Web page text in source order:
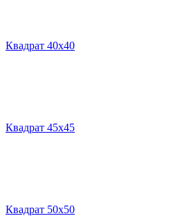
Квадрат 40х40
Квадрат 45х45
Квадрат 50х50